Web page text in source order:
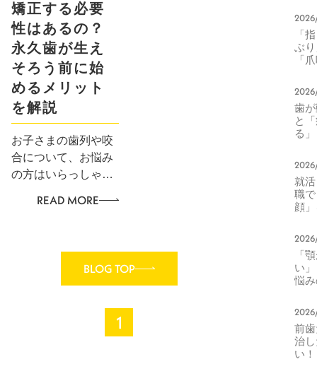
矯正する必要
性はあるの？
永久歯が生え
そろう前に始
めるメリット
を解説
お子さまの歯列や咬
合について、お悩み
の方はいらっしゃい
心身に負担をかけた
思い、受診を踏みと
まもいらっしゃるは
READ MORE
BLOG TOP
1
「
ぶ
「
つ
歯
の
を
める
歯
と
る
正
生
化
エ
就
職
顔
る
印
右
元
方
「
い
悩
に
ト
ラ
変化
前
治
い